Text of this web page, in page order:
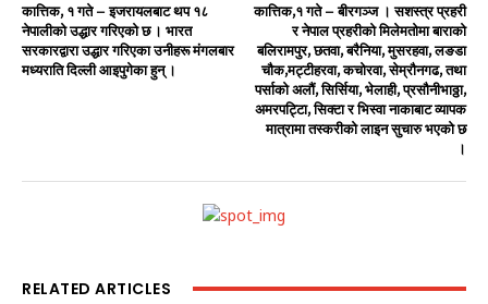
कात्तिक, १ गते – इजरायलबाट थप १८
नेपालीको उद्धार गरिएको छ । भारत
सरकारद्वारा उद्धार गरिएका उनीहरू मंगलबार
मध्यराति दिल्ली आइपुगेका हुन् ।
कात्तिक,१ गते – बीरगञ्ज । सशस्त्र प्रहरी
र नेपाल प्रहरीको मिलेमतोमा बाराको
बलिरामपुर, छतवा, बरैनिया, मुसरहवा, लङडा
चाैक,मट्टीहरवा, कचोरवा, सेम्राैनगढ, तथा
पर्साको अलौं, सिर्सिया, भेलाही, प्रसौनीभाठ्ठा,
अमरपट्टिा, सिक्टा र भिस्वा नाकाबाट व्यापक
मात्रामा तस्करीको लाइन सुचारु भएको छ
।
RELATED ARTICLES